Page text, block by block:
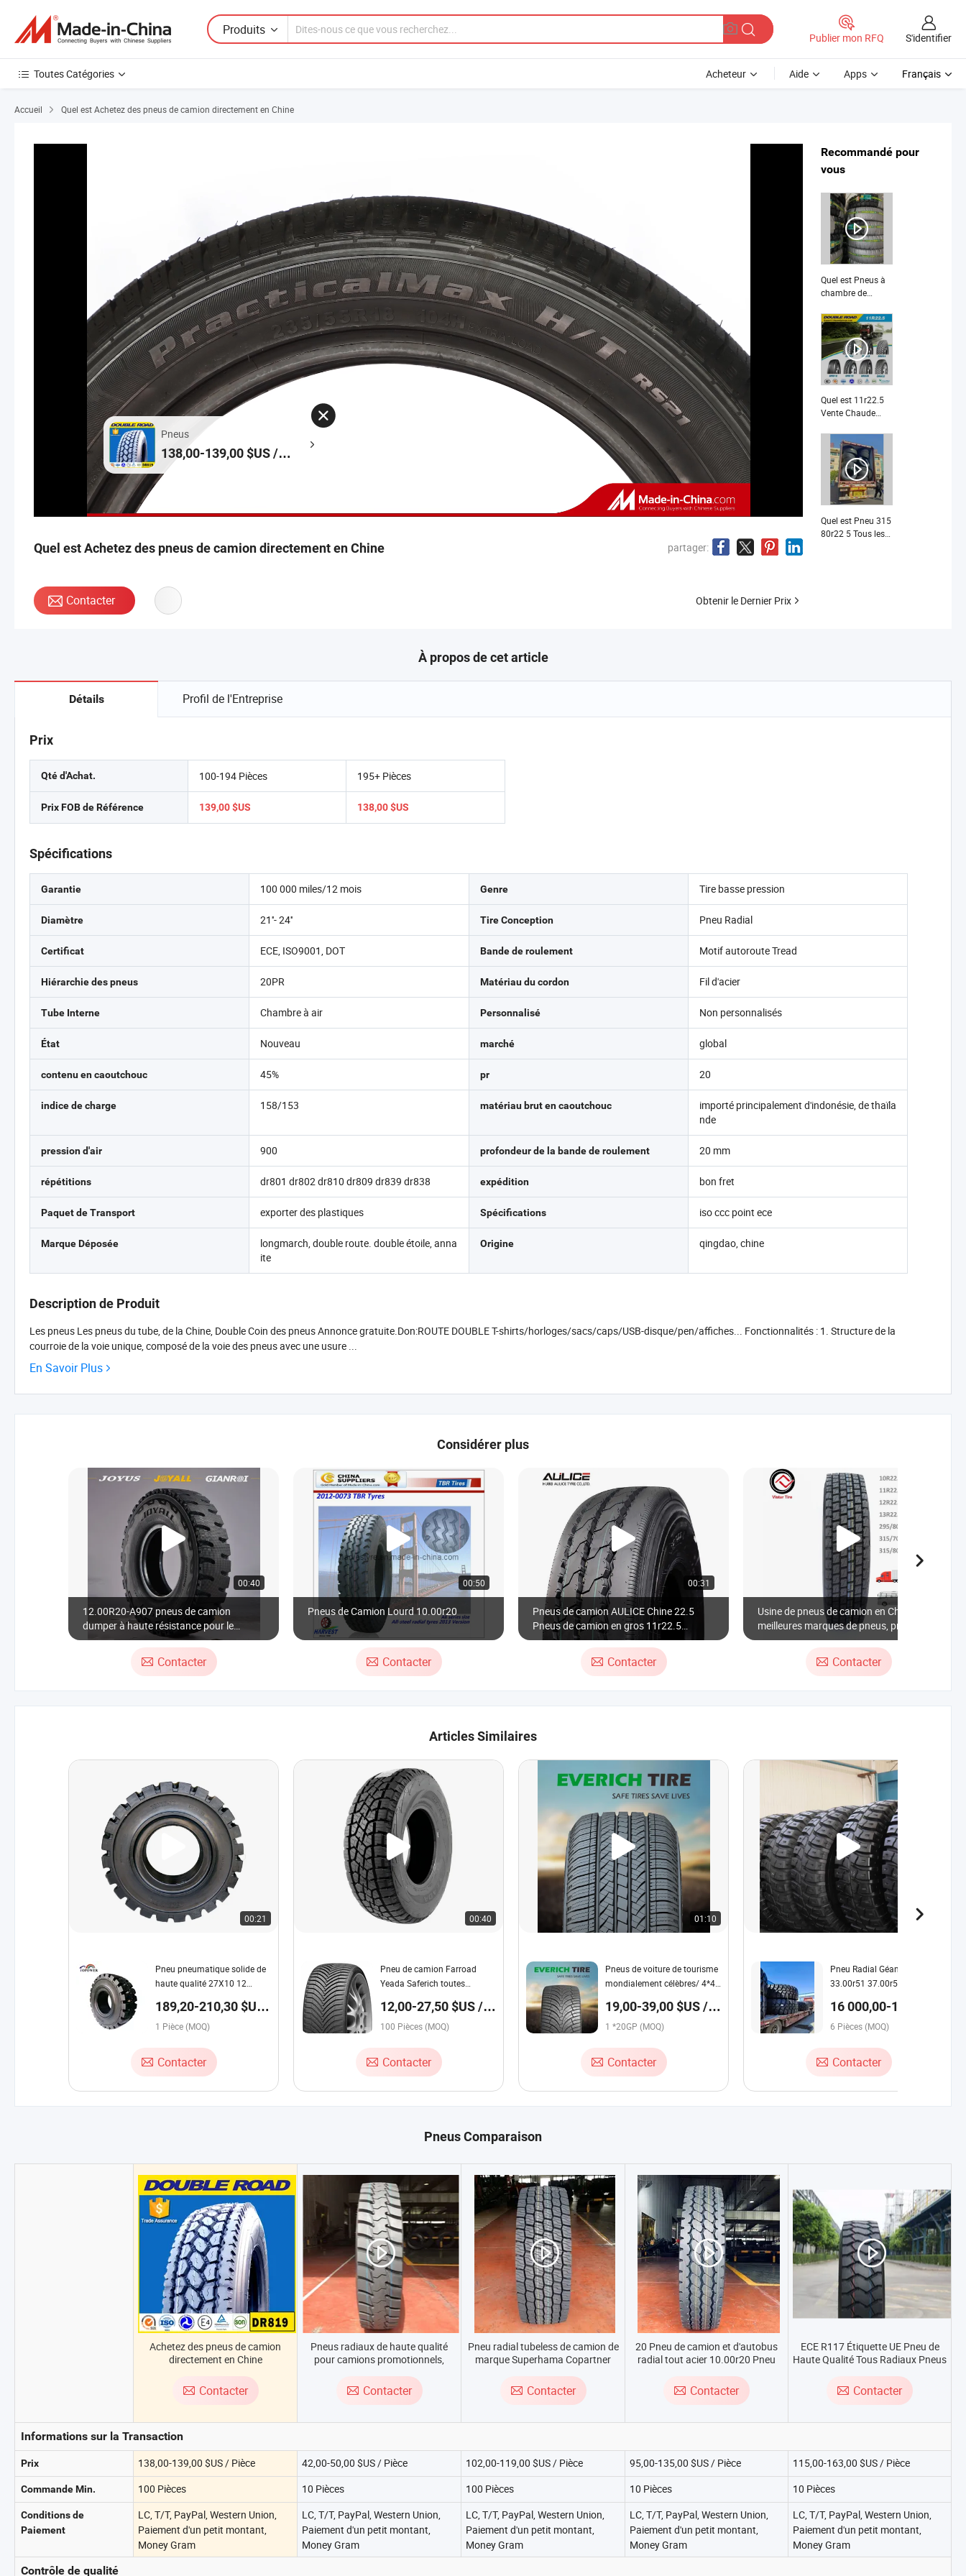
Produits
Publier mon RFQ S'identifier
Toutes Catégories Acheteur Aide Apps Français
Accueil Quel est Achetez des pneus de camion directement en Chine
Pneus
138,00-139,00 $US /
Pièce
Recommandé pour
vous
Quel est Pneus à
chambre de
1400r20 16.00r20
Quel est 11r22.5
Vente Chaude
Pneus Radiaux
pour Camions
Quel est Pneu 315
80r22 5 Tous les
Quel est Achetez des pneus de camion directement en Chine partager:
Contacter Obtenir le Dernier Prix
À propos de cet article
Détails Profil de l'Entreprise
Prix
Qté d'Achat.
Prix FOB de Référence
100-194 Pièces
139,00 $US
195+ Pièces
138,00 $US
Spécifications
Garantie 100 000 miles/12 mois Genre Tire basse pression
Diamètre 21''- 24'' Tire Conception Pneu Radial
Certificat ECE, ISO9001, DOT Bande de roulement Motif autoroute Tread
Hiérarchie des pneus 20PR Matériau du cordon Fil d'acier
Tube Interne Chambre à air Personnalisé Non personnalisés
État Nouveau marché global
contenu en caoutchouc 45% pr 20
indice de charge 158/153 matériau brut en caoutchouc
importé principalement d'indonésie, de thaïla
nde
pression d'air 900 profondeur de la bande de roulement 20 mm
répétitions dr801 dr802 dr810 dr809 dr839 dr838 expédition bon fret
Paquet de Transport exporter des plastiques Spécifications iso ccc point ece
Marque Déposée
longmarch, double route. double étoile, anna
ite
Origine qingdao, chine
Description de Produit
Les pneus Les pneus du tube, de la Chine, Double Coin des pneus Annonce gratuite.Don:ROUTE DOUBLE T-shirts/horloges/sacs/caps/USB-disque/pen/affiches... Fonctionnalités : 1. Structure de la
courroie de la voie unique, composé de la voie des pneus avec une usure ...
En Savoir Plus
Considérer plus
00:40
12.00R20-A907 pneus de camion
dumper à haute résistance pour le
surcroît d'exploitation minière pneus TBR
Contacter
00:50
Pneus de Camion Lourd 10.00r20
Contacter
00:31
Pneus de camion AULICE Chine 22.5
Pneus de camion en gros 11r22.5
12r22.5 Revendeurs de pneus de camion
avec SGS/ECE/SNI/DOT/Soncap/CCC
Contacter
Usine de pneus de camion en Chine,
meilleures marques de pneus, pneus
radiaux tubeless TBR, pneus chinois de
camions, pneus de camion, meilleures
marques de pneus, pneus légers pour
Contacter
Articles Similaires
00:21
Pneu pneumatique solide de
haute qualité 27X10 12
27X10-12
189,20-210,30 $US
/ Pièce
1 Pièce (MOQ)
Contacter
00:40
Pneu de camion Farroad
Yeada Saferich toutes
Run-Flat boue au Mt Ht Van
pneu voiture 265/60r18
195r15c 205r14c
12,00-27,50 $US /
Pièce
100 Pièces (MOQ)
Contacter
01:10
Pneus de voiture de tourisme
mondialement célèbres/ 4*4
légers pour camionnettes
SUV fourgon LTR fabriqués en
19,00-39,00 $US /
*20GP
1 *20GP (MOQ)
Contacter
00:18
Pneu Radial Géant hors route
33.00r51 37.00r57 40.00r57
Benne
16 000,00-19
000,00 $US / Pièce
6 Pièces (MOQ)
Contacter
Pneus Comparaison
Achetez des pneus de camion
directement en Chine
Contacter
Pneus radiaux de haute qualité
pour camions promotionnels,
camions 6.00r14 6.00r15 10pr
avec DOT ECE Gcc
Contacter
Pneu radial tubeless de camion de
marque Superhama Copartner
385/65r22.5 11r22.5 12r22.5
295/80r22.5 315/70r22.5
Contacter
20 Pneu de camion et d'autobus
radial tout acier 10.00r20 Pneu
excellente résistance à l'usure et
une capacité de surcharge du
Contacter
ECE R117 Étiquette UE Pneu de
Haute Qualité Tous Radiaux Pneus
315/80r22.5 385/65r22.5 Pneus
de Camion pour le Marché Russe
Contacter
Informations sur la Transaction
Prix 138,00-139,00 $US / Pièce 42,00-50,00 $US / Pièce 102,00-119,00 $US / Pièce 95,00-135,00 $US / Pièce 115,00-163,00 $US / Pièce
Commande Min. 100 Pièces 10 Pièces 100 Pièces 10 Pièces 10 Pièces
Conditions de
Paiement
LC, T/T, PayPal, Western Union,
Paiement d'un petit montant,
Money Gram
LC, T/T, PayPal, Western Union,
Paiement d'un petit montant,
Money Gram
LC, T/T, PayPal, Western Union,
Paiement d'un petit montant,
Money Gram
LC, T/T, PayPal, Western Union,
Paiement d'un petit montant,
Money Gram
LC, T/T, PayPal, Western Union,
Paiement d'un petit montant,
Money Gram
Contrôle de qualité